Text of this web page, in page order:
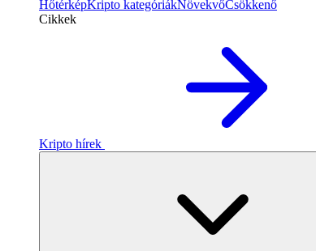
HőtérképKripto kategóriákNövekvőCsökkenő
Cikkek
Kripto hírek